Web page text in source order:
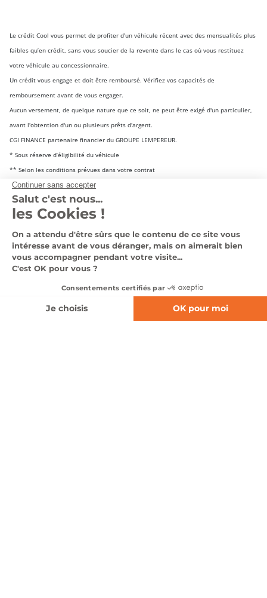
Le crédit Cool vous permet de profiter d’un véhicule récent avec des mensualités plus
faibles qu’en crédit, sans vous soucier de la revente dans le cas où vous restituez
votre véhicule au concessionnaire.
Un crédit vous engage et doit être remboursé. Vérifiez vos capacités de
remboursement avant de vous engager.
Aucun versement, de quelque nature que ce soit, ne peut être exigé d'un particulier,
avant l'obtention d'un ou plusieurs prêts d'argent.
CGI FINANCE partenaire financier du GROUPE LEMPEREUR.
* Sous réserve d’éligibilité du véhicule
** Selon les conditions prévues dans votre contrat
Selon conditions contractuelles en vigueur et sous réserve d’acceptation définitive du
dossier de financement par CGL, Compagnie Générale de Location d’Équipements, CGI
FINANCE, SA au capital de 58 606 156 € - 69 avenue de Flandre 59 708 Marcq-en-
Baroeul Cedex – SIREN 303 236 186 – RCS Lille Métropole. CGL est une société du
Groupe Société Générale. GROUPE LEMPEREUR FINANCEMENT est une marque du
GROUPE LEMPEREUR mise à disposition de CGI FINANCE Contrats d’assurances
souscrits et présentés par CGL, courtier d’assurance, n° ORIAS 07027148
(www.orias.fr) via ses mandataires.